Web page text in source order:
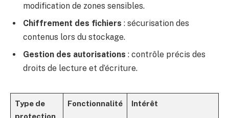
modification de zones sensibles.
Chiffrement des fichiers : sécurisation des
contenus lors du stockage.
Gestion des autorisations : contrôle précis des
droits de lecture et d’écriture.
Type de
protection
Fonctionnalité Intérêt